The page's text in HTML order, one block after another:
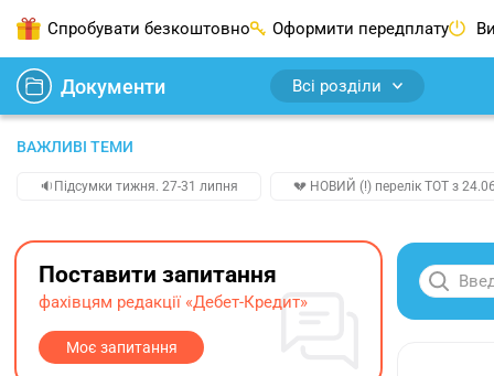
Спробувати безкоштовно Оформити передплату
Документи Всі розділи
ВАЖЛИВІ ТЕМИ
🔉Підсумки тижня. 27-31 липня 💔 НОВИЙ (!) перелік ТОТ з
Поставити запитання
фахівцям редакції «Дебет-Кредит»
Моє запитання